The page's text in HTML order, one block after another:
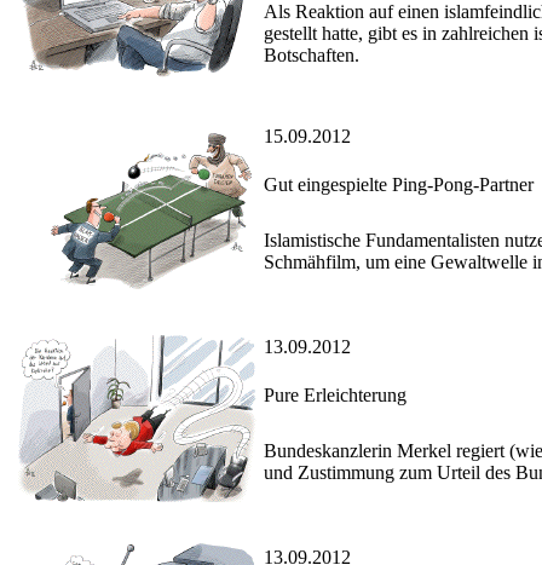
Als Reaktion auf einen
gestellt hatte, gibt es in zahlreichen
Botschaften.
15.09.2012
Gut eingespielte Ping-Pong-Partner
Islamistische Fundamentalisten
Schmähfilm, um eine Gewaltwelle
13.09.2012
Pure Erleichterung
Bundeskanzlerin Merkel regiert
und Zustimmung zum Urteil des
13.09.2012